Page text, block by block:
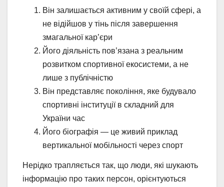
Він залишається активним у своїй сфері, а
не відійшов у тінь після завершення
змагальної кар’єри
Його діяльність пов’язана з реальним
розвитком спортивної екосистеми, а не
лише з публічністю
Він представляє покоління, яке будувало
спортивні інституції в складний для
України час
Його біографія — це живий приклад
вертикальної мобільності через спорт
Нерідко трапляється так, що люди, які шукають
інформацію про таких персон, орієнтуються